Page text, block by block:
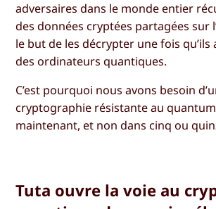
adversaires dans le monde entier
des données cryptées partagées sur
le but de les décrypter une fois qu’ils
des ordinateurs quantiques.
C’est pourquoi nous avons besoin
cryptographie résistante au
maintenant, et non dans cinq ou
Tuta ouvre la voie au